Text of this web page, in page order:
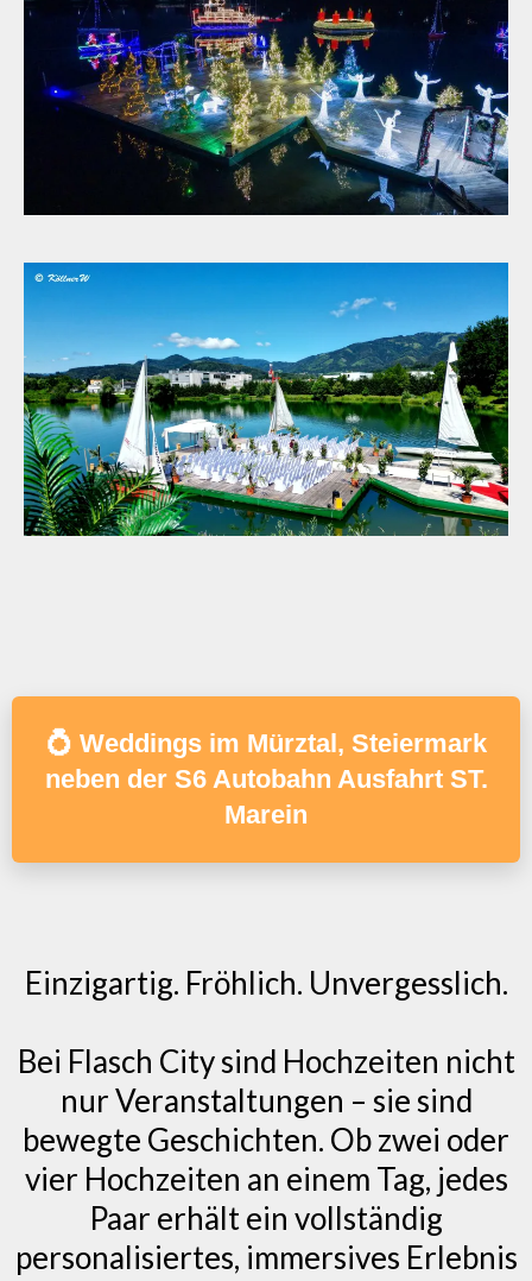
💍 Weddings im Mürztal, Steiermark
neben der S6 Autobahn Ausfahrt ST.
Marein
Einzigartig. Fröhlich. Unvergesslich.
Bei Flasch City sind Hochzeiten nicht
nur Veranstaltungen – sie sind
bewegte Geschichten. Ob zwei oder
vier Hochzeiten an einem Tag, jedes
Paar erhält ein vollständig
personalisiertes, immersives Erlebnis